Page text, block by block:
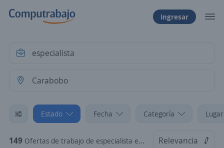
Ingresar
Estado Fecha Categoría
149 Ofertas de trabajo de especialista en Carabobo Relevancia